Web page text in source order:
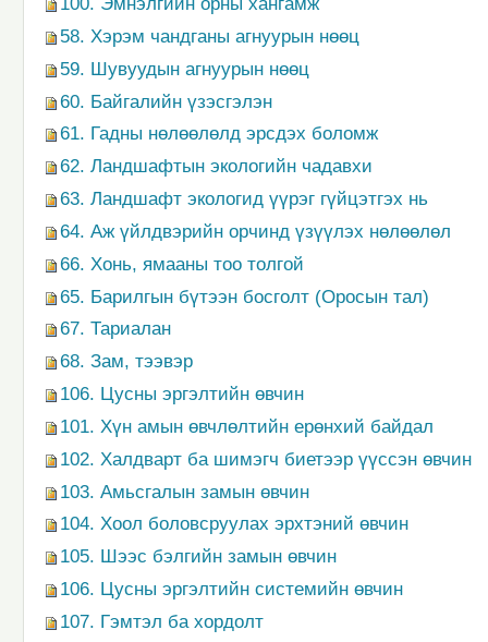
58. Хэрэм чандганы агнуурын нөөц
59. Шувуудын агнуурын нөөц
60. Байгалийн үзэсгэлэн
61. Гадны нөлөөлөлд эрсдэх боломж
62. Ландшафтын экологийн чадавхи
63. Ландшафт экологид үүрэг гүйцэтгэх нь
64. Аж үйлдвэрийн орчинд үзүүлэх нөлөөлөл
66. Хонь, ямааны тоо толгой
65. Барилгын бүтээн босголт (Оросын тал)
67. Тариалан
68. Зам, тээвэр
106. Цусны эргэлтийн өвчин
101. Хүн амын өвчлөлтийн ерөнхий байдал
102. Халдварт ба шимэгч биетээр үүссэн өвчин
103. Амьсгалын замын өвчин
104. Хоол боловсруулах эрхтэний өвчин
105. Шээс бэлгийн замын өвчин
106. Цусны эргэлтийн системийн өвчин
107. Гэмтэл ба хордолт